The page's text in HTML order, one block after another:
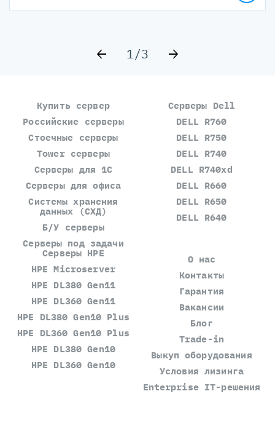
1/3
Купить сервер
Российские серверы
Стоечные серверы
Tower серверы
Серверы для 1С
Серверы для офиса
Системы хранения
данных (СХД)
Б/У серверы
Серверы под задачи
Серверы Dell
DELL R760
DELL R750
DELL R740
DELL R740xd
DELL R660
DELL R650
DELL R640
Серверы HPE
HPE Microserver
HPE DL380 Gen11
HPE DL360 Gen11
HPE DL380 Gen10 Plus
HPE DL360 Gen10 Plus
HPE DL380 Gen10
HPE DL360 Gen10
О нас
Контакты
Гарантия
Вакансии
Блог
Trade-in
Выкуп оборудования
Условия лизинга
Enterprise IT-решения